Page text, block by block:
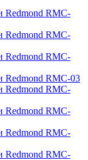
Redmond RMC-
Redmond RMC-
Redmond RMC-
Redmond RMC-03
Redmond RMC-
Redmond RMC-
Redmond RMC-
Redmond RMC-